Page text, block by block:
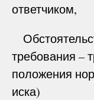
ответчиком,
требования –
положения
иска)